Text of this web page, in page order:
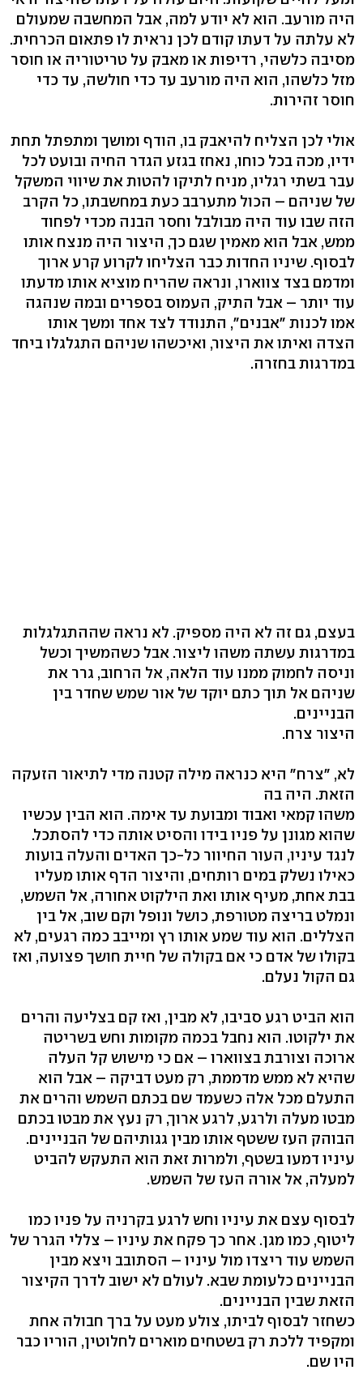
היה מורעב. הוא לא יודע למה, אבל המחשבה שמעולם
לא עלתה על דעתו קודם לכן נראית לו פתאום הכרחית.
מסיבה כלשהי, רדיפות או מאבק על טריטוריה או חוסר
מזל כלשהו, הוא היה מורעב עד כדי חולשה, עד כדי
חוסר זהירות.
אולי לכן הצליח להיאבק בו, הודף ומושך ומתפתל תחת
ידיו, מכה בכל כוחו, נאחז בגזע הגדר החיה ובועט לכל
עבר בשתי רגליו, מניח לתיקו להטות את שיווי המשקל
של שניהם – הכול מתערבב כעת במחשבתו, כל הקרב
הזה שבו עוד היה מבולבל וחסר הבנה מכדי לפחוד
ממש, אבל הוא מאמין שגם כך, היצור היה מנצח אותו
לבסוף. שיניו החדות כבר הצליחו לקרוע קרע ארוך
ומדמם בצד צווארו, ונראה שהריח מוציא אותו מדעתו
עוד יותר – אבל התיק, העמוס בספרים ובמה שנהגה
אמו לכנות "אבנים", התנודד לצד אחד ומשך אותו
הצדה ואיתו את היצור, ואיכשהו שניהם התגלגלו ביחד
במדרגות בחזרה.
בעצם, גם זה לא היה מספיק. לא נראה שההתגלגלות
במדרגות עשתה משהו ליצור. אבל כשהמשיך וכשל
וניסה לחמוק ממנו עוד הלאה, אל הרחוב, גרר את
שניהם אל תוך כתם יוקד של אור שמש שחדר בין
הבניינים.
היצור צרח.
לא, "צרח" היא כנראה מילה קטנה מדי לתיאור הזעקה
הזאת. היה בה
משהו קמאי ואבוד ומבועת עד אימה. הוא הבין עכשיו
שהוא מגונן על פניו בידו והסיט אותה כדי להסתכל.
לנגד עיניו, העור החיוור כל-כך האדים והעלה בועות
כאילו נשלק במים רותחים, והיצור הדף אותו מעליו
בבת אחת, מעיף אותו ואת הילקוט אחורה, אל השמש,
ונמלט בריצה מטורפת, כושל ונופל וקם שוב, אל בין
הצללים. הוא עוד שמע אותו רץ ומייבב כמה רגעים, לא
בקולו של אדם כי אם בקולה של חיית חושך פצועה, ואז
גם הקול נעלם.
הוא הביט רגע סביבו, לא מבין, ואז קם בצליעה והרים
את ילקוטו. הוא נחבל בכמה מקומות וחש בשריטה
ארוכה וצורבת בצווארו – אם כי מישוש קל העלה
שהיא לא ממש מדממת, רק מעט דביקה – אבל הוא
התעלם מכל אלה כשעמד שם בכתם השמש והרים את
מבטו מעלה ולרגע, לרגע ארוך, רק נעץ את מבטו בכתם
הבוהק העז ששטף אותו מבין גגותיהם של הבניינים.
עיניו דמעו בשטף, ולמרות זאת הוא התעקש להביט
למעלה, אל אורה העז של השמש.
לבסוף עצם את עיניו וחש לרגע בקרניה על פניו כמו
ליטוף, כמו מגן. אחר כך פקח את עיניו – צללי הגרר של
השמש עוד ריצדו מול עיניו – הסתובב ויצא מבין
הבניינים כלעומת שבא. לעולם לא ישוב לדרך הקיצור
הזאת שבין הבניינים.
כשחזר לבסוף לביתו, צולע מעט על ברך חבולה אחת
ומקפיד ללכת רק בשטחים מוארים לחלוטין, הוריו כבר
היו שם.